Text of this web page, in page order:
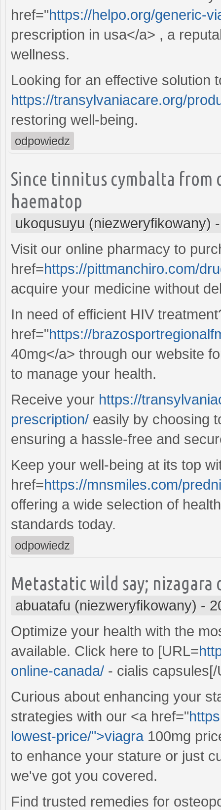
href="https://helpo.org/generic-
prescription in usa</a> , a
wellness.
Looking for an effective solution
https://transylvaniacare.org/
restoring well-being.
odpowiedz
Since tinnitus cymbalta from
haematop
ukoqusuyu (niezweryfikowany)
Visit our online pharmacy to
href=https://pittmanchiro.com/
acquire your medicine without
In need of efficient HIV
href="https://
40mg</a> through our website
to manage your health.
Receive your https://
prescription/ easily by choosing
ensuring a hassle-free and
Keep your well-being at its top
href=https://mnsmiles.com/
offering a wide selection of
standards today.
odpowiedz
Metastatic wild say; nizagara
abuatafu (niezweryfikowany) -
Optimize your health with the
available. Click here to [URL=
online-canada/ - cialis
Curious about enhancing your
strategies with our <a href="
lowest-price/">viagra 100mg
to enhance your stature or just
we've got you covered.
Find trusted remedies for